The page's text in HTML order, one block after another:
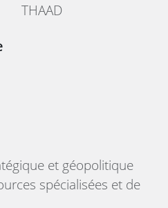
THAAD
et géopolitique
spécialisées et de